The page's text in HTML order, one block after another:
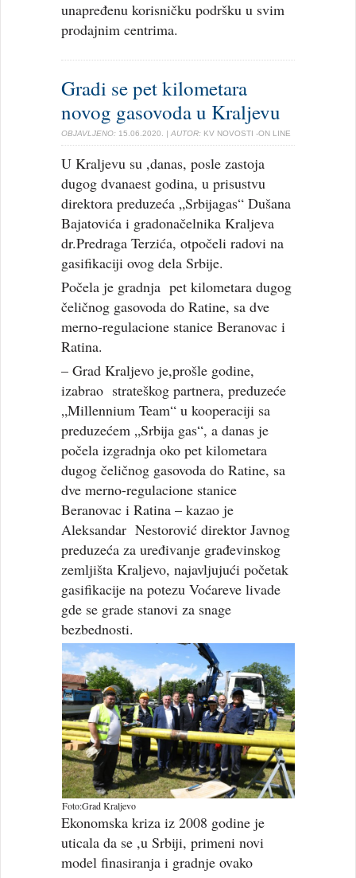
unapređenu korisničku podršku u svim
prodajnim centrima.
Gradi se pet kilometara
novog gasovoda u Kraljevu
OBJAVLJENO: 15.06.2020. | AUTOR: KV NOVOSTI -ON LINE
U Kraljevu su ,danas, posle zastoja
dugog dvanaest godina, u prisustvu
direktora preduzeća „Srbijagas“ Dušana
Bajatovića i gradonačelnika Kraljeva
dr.Predraga Terzića, otpočeli radovi na
gasifikaciji ovog dela Srbije.
Počela je gradnja pet kilometara dugog
čeličnog gasovoda do Ratine, sa dve
merno-regulacione stanice Beranovac i
Ratina.
– Grad Kraljevo je,prošle godine,
izabrao strateškog partnera, preduzeće
„Millennium Team“ u kooperaciji sa
preduzećem „Srbija gas“, a danas je
počela izgradnja oko pet kilometara
dugog čeličnog gasovoda do Ratine, sa
dve merno-regulacione stanice
Beranovac i Ratina – kazao je
Aleksandar Nestorović direktor Javnog
preduzeća za uređivanje građevinskog
zemljišta Kraljevo, najavljujući početak
gasifikacije na potezu Voćareve livade
gde se grade stanovi za snage
bezbednosti.
Foto:Grad Kraljevo
Ekonomska kriza iz 2008 godine je
uticala da se ,u Srbiji, primeni novi
model finasiranja i gradnje ovako